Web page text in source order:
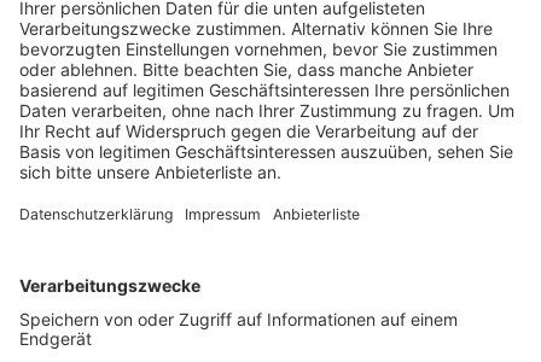
Anzeige
In über 100 Städten in ganz Deutschland gehen Kinder
und Jugendliche dieses Wochenende wieder für mehr
Verkehrssicherheit auf die Straße, zum ersten Mal ist
Demozug durch die Stadt, um auf sich aufmerksam zu
machen. Die Aktion fordert vor allem
kinderfreundlichere Straßen mit breiten und